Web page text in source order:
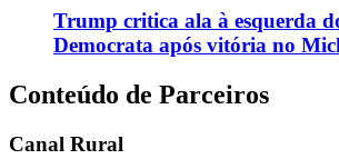
Trump critica ala à esquerda
Democrata após vitória no
Conteúdo de Parceiros
Canal Rural